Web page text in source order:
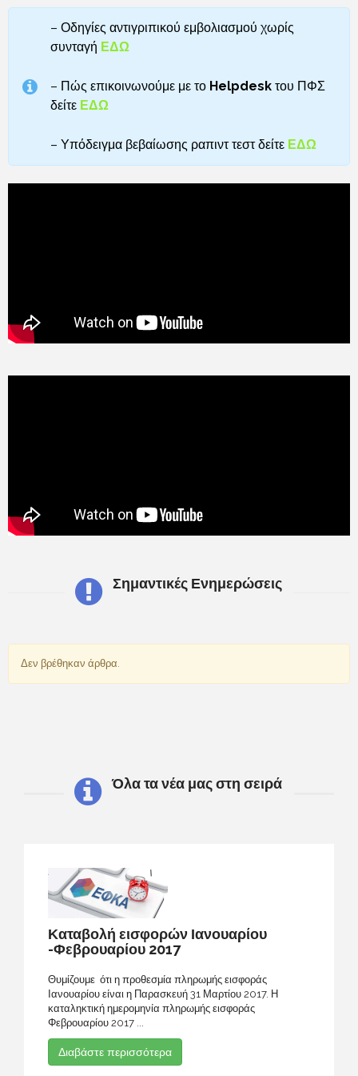
– Οδηγίες αντιγριπικού εμβολιασμού χωρίς
συνταγή ΕΔΩ
– Πώς επικοινωνούμε με το Helpdesk του ΠΦΣ
δείτε ΕΔΩ
– Υπόδειγμα βεβαίωσης ραπιντ τεστδείτε ΕΔΩ
Σημαντικές Ενημερώσεις
Δεν βρέθηκαν άρθρα.
Όλα τα νέα μας στη σειρά
Καταβολή εισφορών Ιανουαρίου
-Φεβρουαρίου 2017
Θυμίζουμε ότι η προθεσμία πληρωμής εισφοράς
Ιανουαρίου είναι η Παρασκευή 31 Μαρτίου 2017. Η
καταληκτική ημερομηνία πληρωμής εισφοράς
Φεβρουαρίου 2017 ...
Διαβάστε περισσότερα